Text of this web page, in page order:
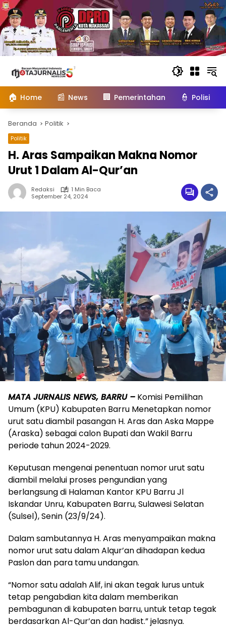
konten
🏠 Home 📰 News 🏢 Pemerintahan 👮 Polisi
Beranda Politik
Politik
H. Aras Sampaikan Makna Nomor
Urut 1 Dalam Al-Qur’an
Redaksi
1 Min Baca
September 24, 2024
MATA JURNALIS NEWS, BARRU – Komisi Pemilihan
Umum (KPU) Kabupaten Barru Menetapkan nomor
urut satu diambil pasangan H. Aras dan Aska Mappe
(Araska) sebagai calon Bupati dan Wakil Barru
periode tahun 2024-2029.
Keputusan mengenai penentuan nomor urut satu
diambil melalui proses pengundian yang
berlangsung di Halaman Kantor KPU Barru Jl
Iskandar Unru, Kabupaten Barru, Sulawesi Selatan
(Sulsel), Senin (23/9/24).
Dalam sambutannya H. Aras menyampaikan makna
nomor urut satu dalam Alqur’an dihadapan kedua
Paslon dan para tamu undangan.
“Nomor satu adalah Alif, ini akan tegak lurus untuk
tetap pengabdian kita dalam memberikan
pembagunan di kabupaten barru, untuk tetap tegak
berdasarkan Al-Qur’an dan hadist.” jelasnya.